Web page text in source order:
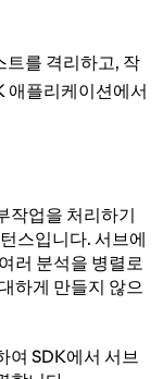
를 격리하고, 작
애플리케이션에서
작업을 처리하기
스입니다. 서브에
러 분석을 병렬로
하게 만들지 않으
여 SDK에서 서브